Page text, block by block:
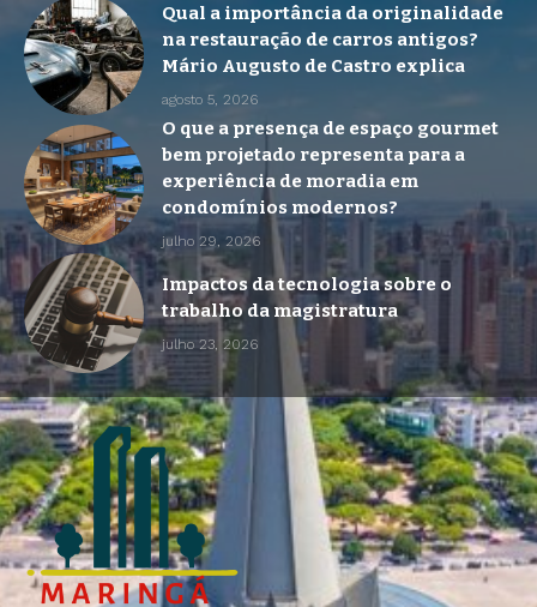
Qual a importância da originalidade
na restauração de carros antigos?
Mário Augusto de Castro explica
agosto 5, 2026
O que a presença de espaço gourmet
bem projetado representa para a
experiência de moradia em
condomínios modernos?
julho 29, 2026
Impactos da tecnologia sobre o
trabalho da magistratura
julho 23, 2026